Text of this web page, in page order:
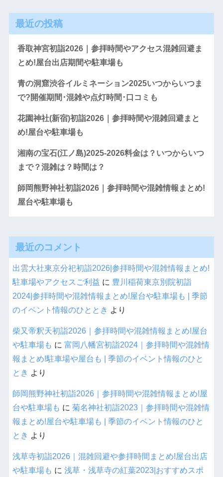
最近の投稿
香取神宮初詣2026｜参拝時間やアクセス混雑回避ま
とめ!屋台出店期間や駐車場も
青の洞窟渋谷イルミネーション2025いつからいつま
で?開催期間･混雑や点灯時間･口コミも
花園神社(新宿)初詣2026｜参拝時間や混雑回避まと
め!屋台や駐車場も
湘南の宝石(江ノ島)2025-2026料金は？いつからいつ
まで？混雑は？時間は？
師岡熊野神社初詣2026｜参拝時間や混雑情報まとめ!
屋台や駐車場も
最近のコメント
出雲大社東京分祀初詣2026|参拝時間や混雑情報まとめ!
駐車場やアクセスご利益 に 豊川稲荷東京別院初詣
2024|参拝時間や混雑情報まとめ!屋台や駐車場も | 季節
のイベント情報のひととき より
柴又帝釈天初詣2026｜参拝時間や混雑情報まとめ!屋台
や駐車場も に 富岡八幡宮初詣2024｜参拝時間や混雑情
報まとめ!駐車場や屋台も | 季節のイベント情報のひと
とき より
師岡熊野神社初詣2026｜参拝時間や混雑情報まとめ!屋
台や駐車場も に 菊名神社初詣2023｜参拝時間や混雑情
報まとめ!屋台や駐車場も | 季節のイベント情報のひと
とき より
浅草寺初詣2026｜混雑回避や参拝時間まとめ!屋台出店
や駐車場も に 浅草・浅草寺の紅葉2023|おすすめスポ